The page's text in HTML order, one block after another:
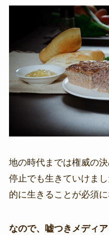
地の時代までは権威の
停止でも生きていけま
的に生きることが必須に
なので、嘘つきメディ